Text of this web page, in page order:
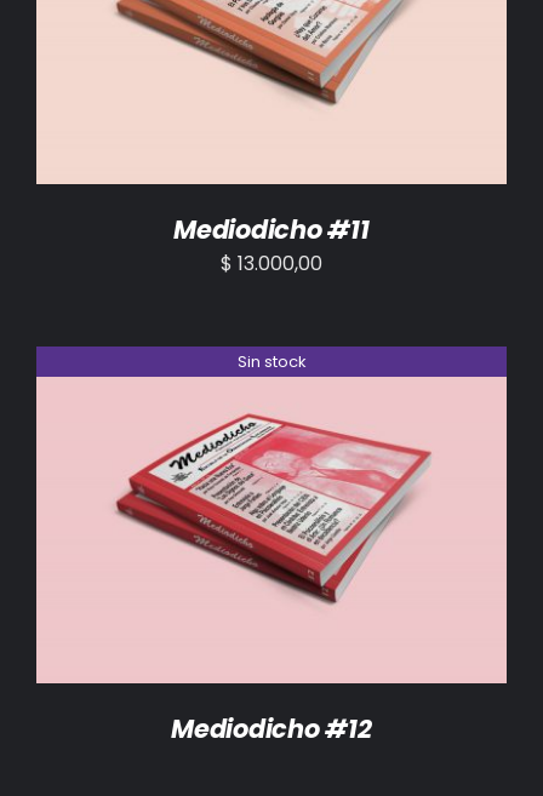
AÑADIR AL CARRITO / DETALLES
Mediodicho #11
$ 13.000,00
Sin stock
DETALLES
Mediodicho #12